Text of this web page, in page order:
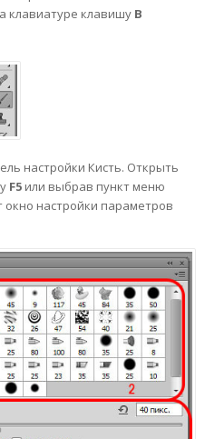
клавиатуре клавишу В
настройки Кисть. Открыть
F5 или выбрав пункт меню
окно настройки параметров